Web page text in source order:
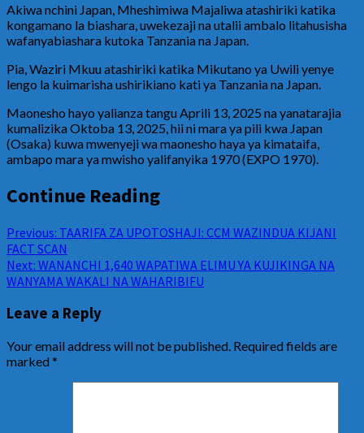
Akiwa nchini Japan, Mheshimiwa Majaliwa atashiriki katika
kongamano la biashara, uwekezaji na utalii ambalo litahusisha
wafanyabiashara kutoka Tanzania na Japan.
Pia, Waziri Mkuu atashiriki katika Mikutano ya Uwili yenye
lengo la kuimarisha ushirikiano kati ya Tanzania na Japan.
Maonesho hayo yalianza tangu Aprili 13, 2025 na yanatarajia
kumalizika Oktoba 13, 2025, hii ni mara ya pili kwa Japan
(Osaka) kuwa mwenyeji wa maonesho haya ya kimataifa,
ambapo mara ya mwisho yalifanyika 1970 (EXPO 1970).
Continue Reading
Previous: TAARIFA ZA UPOTOSHAJI: CCM WAZINDUA KIJANI
FACT SCAN
Next: WANANCHI 1,640 WAPATIWA ELIMU YA KUJIKINGA NA
WANYAMA WAKALI NA WAHARIBIFU
Leave a Reply
Your email address will not be published. Required fields are
marked*